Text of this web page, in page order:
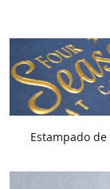
Estampado